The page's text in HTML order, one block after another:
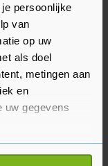
persoonlijke
van
op uw
als doel
metingen aan
en
uw gegevens
op onrust
twee
Jihad, dat
Het
door Israël
op